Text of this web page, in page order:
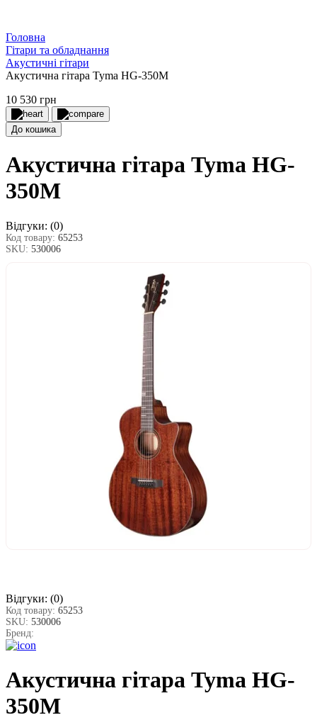
Головна
Гітари та обладнання
Акустичні гітари
Акустична гітара Tyma HG-350M
10 530 грн
До кошика
Акустична гітара Tyma HG-
350M
Відгуки: (0)
Код товару: 65253
SKU: 530006
Відгуки: (0)
Код товару: 65253
SKU: 530006
Бренд:
Акустична гітара Tyma HG-
350M